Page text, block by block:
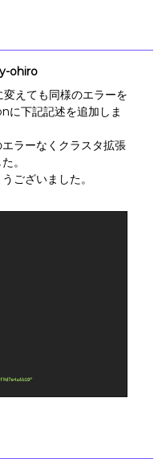
y-ohiro
えても同様のエラーを
に下記記述を追加しま
ラーなくクラスタ拡張
。
ございました。